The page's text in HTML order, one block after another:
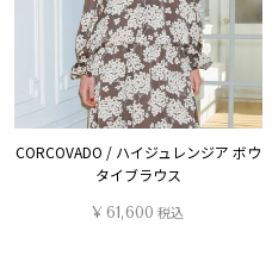
CORCOVADO / ハイジュレンジア ボウ
タイブラウス
¥ 61,600 税込